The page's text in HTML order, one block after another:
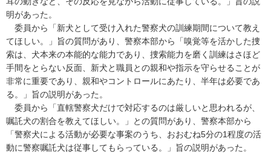
明があった。
委員から「新犬として受け入れた警察犬の訓練期間について教え
てほしい。」旨の質問があり、警察本部から「嗅覚等を活かした捜
索は、犬本来の本能的な能力であり、捜索能力を磨く訓練はさほど
手間をとらない反面、新犬と職員との親和や指示を守らせることが
非常に重要であり、親和やコントロールにあたり、半年は必要であ
る。」旨の説明があった。
委員から「直轄警察犬だけで対応するのは厳しいと思われるが、
嘱託犬の割合を教えてほしい。」との質問があり、警察本部から
「警察犬による活動が必要な事案のうち、おおむね5分の1程度の活
動に警察嘱託犬は従事してもらっている。」旨の説明があった。